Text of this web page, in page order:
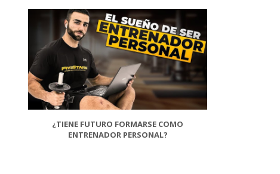
¿TIENE FUTURO FORMARSE COMO
ENTRENADOR PERSONAL?